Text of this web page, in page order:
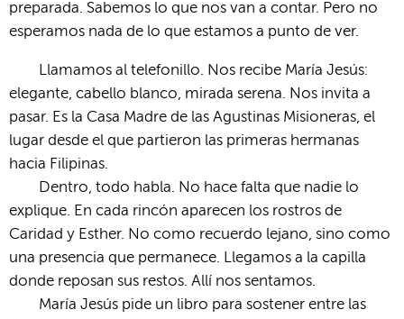
preparada. Sabemos lo que nos van a contar. Pero no
esperamos nada de lo que estamos a punto de ver.
Llamamos al telefonillo. Nos recibe María Jesús:
elegante, cabello blanco, mirada serena. Nos invita a
pasar. Es la Casa Madre de las Agustinas Misioneras, el
lugar desde el que partieron las primeras hermanas
hacia Filipinas.
Dentro, todo habla. No hace falta que nadie lo
explique. En cada rincón aparecen los rostros de
Caridad y Esther. No como recuerdo lejano, sino como
una presencia que permanece. Llegamos a la capilla
donde reposan sus restos. Allí nos sentamos.
María Jesús pide un libro para sostener entre las